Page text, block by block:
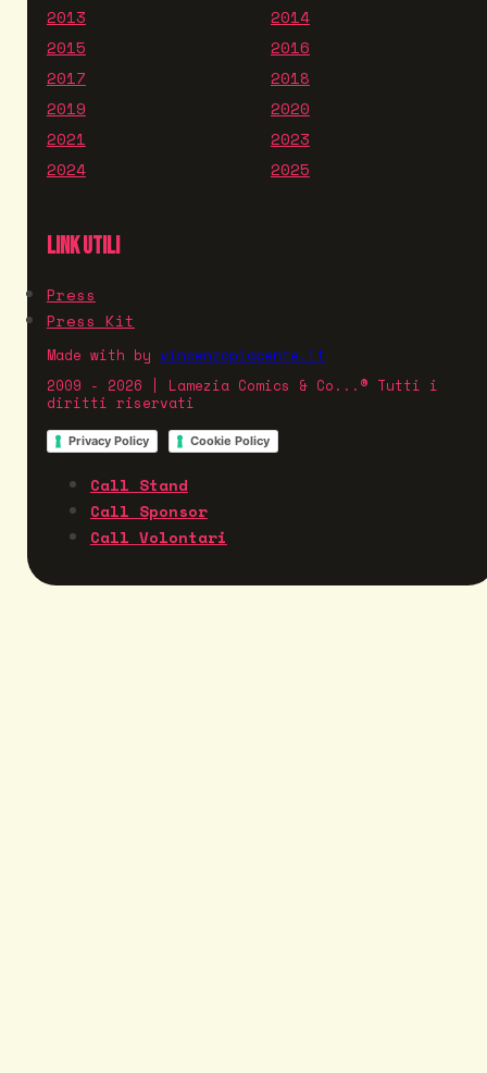
2013
2014
2015
2016
2017
2018
2019
2020
2021
2023
2024
2025
LINK UTILI
Press
Press Kit
Made with by vincenzopiacente.it
2009 - 2026 | Lamezia Comics & Co...® Tutti i
diritti riservati
Privacy Policy Cookie Policy
Call Stand
Call Sponsor
Call Volontari